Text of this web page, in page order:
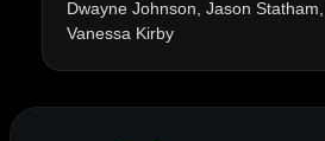
Dwayne Johnson, Jason Statham,
Vanessa Kirby